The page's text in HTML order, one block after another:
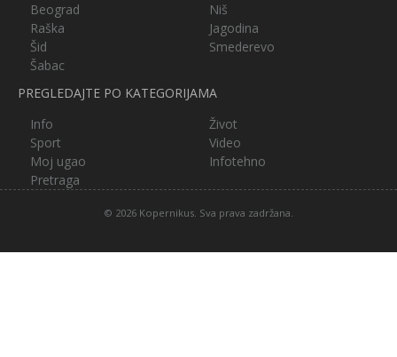
Beograd
Niš
Raška
Jagodina
Šid
Smederevo
Šabac
PREGLEDAJTE PO KATEGORIJAMA
Info
Život
Sport
Video
Moj ugao
Infotehno
Pretraga
© 2026 Kopernikus. Sva prava zadržana.